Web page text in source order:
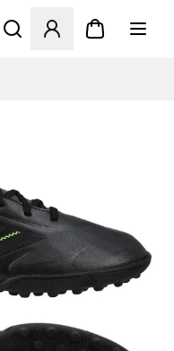
Megnyit egy modált a